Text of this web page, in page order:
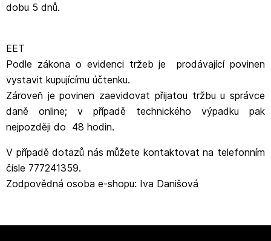
dobu 5 dnů.
EET
Podle zákona o evidenci tržeb je prodávající povinen
vystavit kupujícímu účtenku.
Zároveň je povinen zaevidovat přijatou tržbu u správce
daně online; v případě technického výpadku pak
nejpozději do 48 hodin.
V případě dotazů nás můžete kontaktovat na telefonním
čísle 777241359.
Zodpovědná osoba e-shopu: Iva Danišová